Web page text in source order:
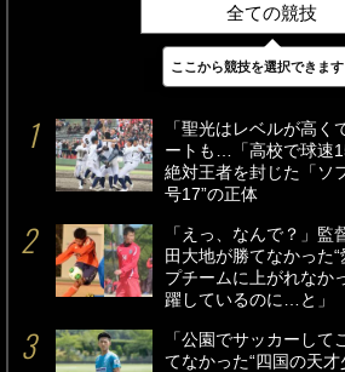
全ての競技
最新 24時間
「聖光はレベルが高く
ートも…「高校で球速
絶対王者を封じた「ソ
号17”の正体
「えっ、なんで？」
田大地が勝てなかった
プチームに上がれなか
躍しているのに…と」
「公園でサッカーし
てなかった“四国の天
ここから競技を選択できます